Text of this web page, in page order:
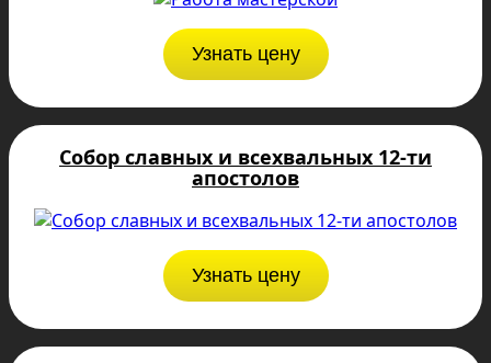
Узнать цену
Собор славных и всехвальных 12-ти
апостолов
Узнать цену